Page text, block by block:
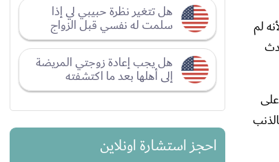
لم
هل تتغير نظرة حبيبي لي إذا
سلمت له نفسي قبل الزواج
هل يجب إعادة زوجتي المريضة
إلى أهلها بعد ما اكتشفته
احجز استشارة اونلاين